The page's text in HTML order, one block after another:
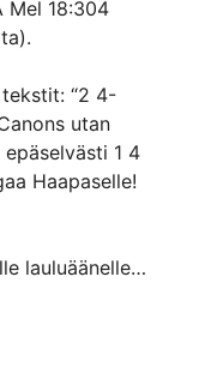
Mel 18:304
“2 4-
utan
1 4
Haapaselle!
lauluäänelle
est. Sivuilla 7-